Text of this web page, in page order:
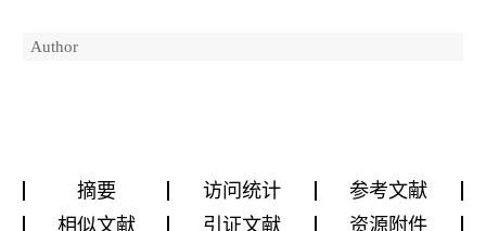
Author
摘要 访问统计
参考文献
相似文献
引证文献 资源附件